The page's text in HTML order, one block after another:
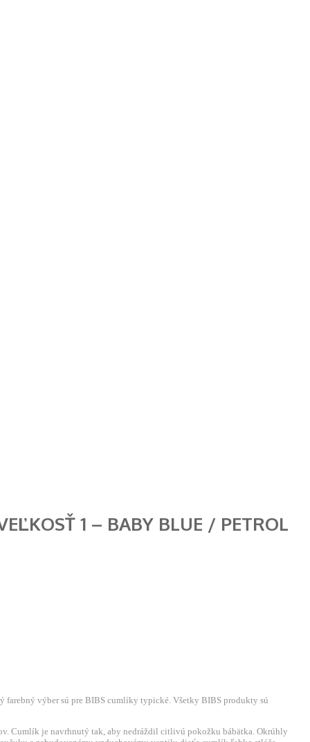
1 – BABY BLUE / PETROL
výber sú pre BIBS cumlíky typické. Všetky BIBS produkty sú
Cumlík je navrhnutý tak, aby nedráždil citlivú pokožku bábätka. Okrúhly